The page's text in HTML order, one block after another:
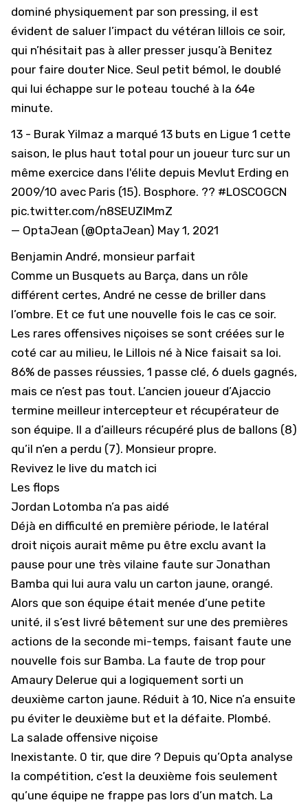
dominé physiquement par son pressing, il est
évident de saluer l’impact du vétéran lillois ce soir,
qui n’hésitait pas à aller presser jusqu’à Benitez
pour faire douter Nice. Seul petit bémol, le doublé
qui lui échappe sur le poteau touché à la 64e
minute.
13 - Burak Yilmaz a marqué 13 buts en Ligue 1 cette
saison, le plus haut total pour un joueur turc sur un
même exercice dans l'élite depuis Mevlut Erding en
2009/10 avec Paris (15). Bosphore. ?? #LOSCOGCN
pic.twitter.com/n8SEUZIMmZ
— OptaJean (@OptaJean) May 1, 2021
Benjamin André, monsieur parfait
Comme un Busquets au Barça, dans un rôle
différent certes, André ne cesse de briller dans
l’ombre. Et ce fut une nouvelle fois le cas ce soir.
Les rares offensives niçoises se sont créées sur le
coté car au milieu, le Lillois né à Nice faisait sa loi.
86% de passes réussies, 1 passe clé, 6 duels gagnés,
mais ce n’est pas tout. L’ancien joueur d’Ajaccio
termine meilleur intercepteur et récupérateur de
son équipe. Il a d’ailleurs récupéré plus de ballons (8)
qu’il n’en a perdu (7). Monsieur propre.
Revivez le live du match ici
Les flops
Jordan Lotomba n’a pas aidé
Déjà en difficulté en première période, le latéral
droit niçois aurait même pu être exclu avant la
pause pour une très vilaine faute sur Jonathan
Bamba qui lui aura valu un carton jaune, orangé.
Alors que son équipe était menée d’une petite
unité, il s’est livré bêtement sur une des premières
actions de la seconde mi-temps, faisant faute une
nouvelle fois sur Bamba. La faute de trop pour
Amaury Delerue qui a logiquement sorti un
deuxième carton jaune. Réduit à 10, Nice n’a ensuite
pu éviter le deuxième but et la défaite. Plombé.
La salade offensive niçoise
Inexistante. 0 tir, que dire ? Depuis qu’Opta analyse
la compétition, c’est la deuxième fois seulement
qu’une équipe ne frappe pas lors d’un match. La